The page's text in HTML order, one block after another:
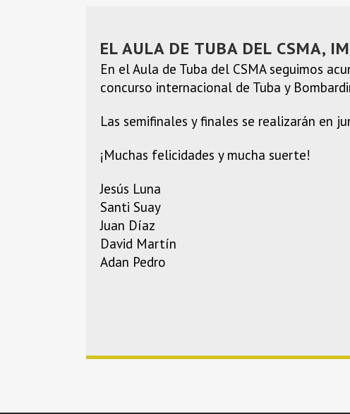
EL AULA DE TUBA DEL CSMA,
En el Aula de Tuba del CSMA seguimos
concurso internacional de Tuba y
Las semifinales y finales se realizarán en
¡Muchas felicidades y mucha suerte!
Jesús Luna
Santi Suay
Juan Díaz
David Martín
Adan Pedro